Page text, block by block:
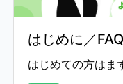
はじめに／FAQ
はじめての方はま